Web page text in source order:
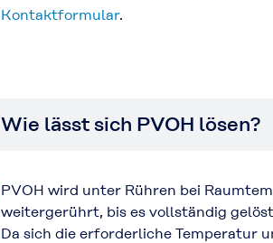
Kontaktformular.
Wie lässt sich PVOH lösen?
PVOH wird unter Rühren bei
weitergerührt, bis es vollständig
Da sich die erforderliche Temperatur